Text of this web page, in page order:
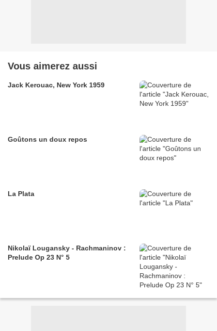
Vous aimerez aussi
Jack Kerouac, New York 1959
Goûtons un doux repos
La Plata
Nikolaï Lougansky - Rachmaninov :
Prelude Op 23 N° 5